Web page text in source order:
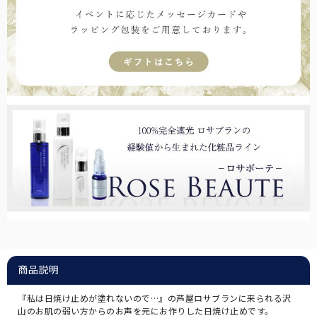
商品説明
『私は日焼け止めが塗れないので…』の芦屋ロサブランに来られる沢
山のお肌の弱い方からのお声を元にお作りした日焼け止めです。